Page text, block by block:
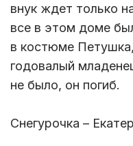
внук ждет только
все в этом доме
в костюме
годовалый
не было, он погиб.
Снегурочка –